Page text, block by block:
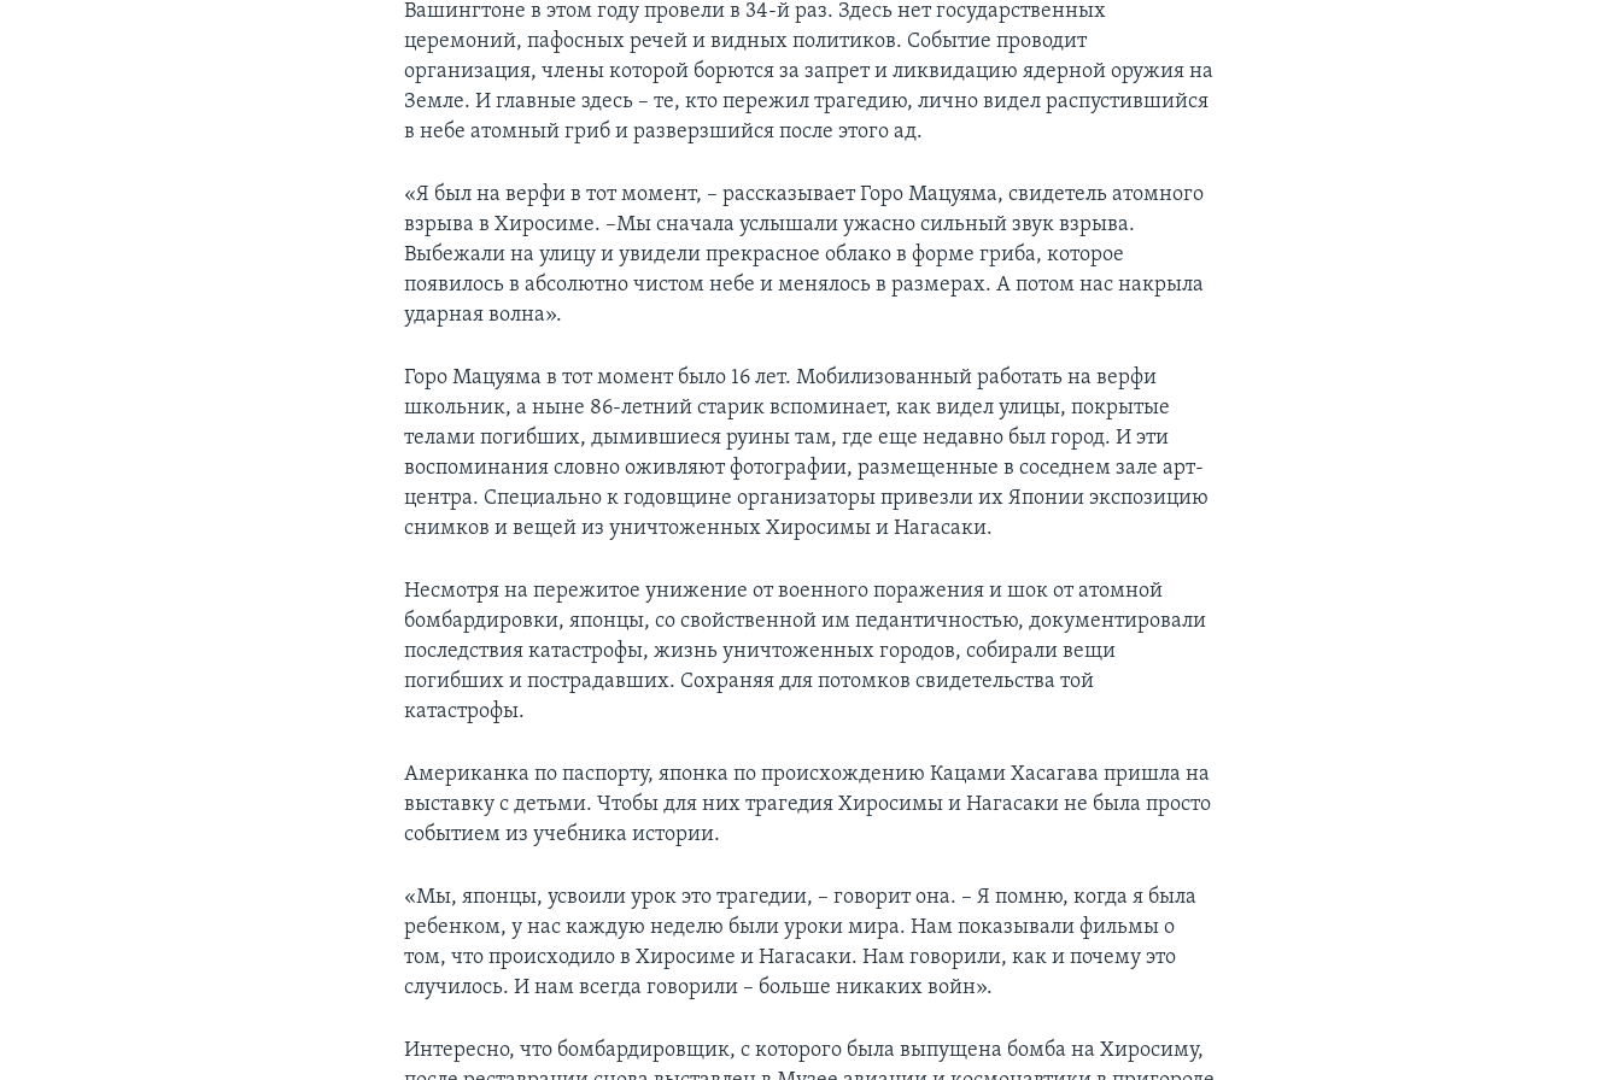
Вашингтоне в этом году провели в 34-й раз. Здесь нет государственных
церемоний, пафосных речей и видных политиков. Событие проводит
организация, члены которой борются за запрет и ликвидацию ядерной оружия на
Земле. И главные здесь – те, кто пережил трагедию, лично видел распустившийся
в небе атомный гриб и разверзшийся после этого ад.
«Я был на верфи в тот момент, – рассказывает Горо Мацуяма, свидетель атомного
взрыва в Хиросиме. –Мы сначала услышали ужасно сильный звук взрыва.
Выбежали на улицу и увидели прекрасное облако в форме гриба, которое
появилось в абсолютно чистом небе и менялось в размерах. А потом нас накрыла
ударная волна».
Горо Мацуяма в тот момент было 16 лет. Мобилизованный работать на верфи
школьник, а ныне 86-летний старик вспоминает, как видел улицы, покрытые
телами погибших, дымившиеся руины там, где еще недавно был город. И эти
воспоминания словно оживляют фотографии, размещенные в соседнем зале арт-
центра. Специально к годовщине организаторы привезли их Японии экспозицию
снимков и вещей из уничтоженных Хиросимы и Нагасаки.
Несмотря на пережитое унижение от военного поражения и шок от атомной
бомбардировки, японцы, со свойственной им педантичностью, документировали
последствия катастрофы, жизнь уничтоженных городов, собирали вещи
погибших и пострадавших. Сохраняя для потомков свидетельства той
катастрофы.
Американка по паспорту, японка по происхождению Кацами Хасагава пришла на
выставку с детьми. Чтобы для них трагедия Хиросимы и Нагасаки не была просто
событием из учебника истории.
«Мы, японцы, усвоили урок это трагедии, – говорит она. – Я помню, когда я была
ребенком, у нас каждую неделю были уроки мира. Нам показывали фильмы о
том, что происходило в Хиросиме и Нагасаки. Нам говорили, как и почему это
случилось. И нам всегда говорили – больше никаких войн».
Интересно, что бомбардировщик, с которого была выпущена бомба на Хиросиму,